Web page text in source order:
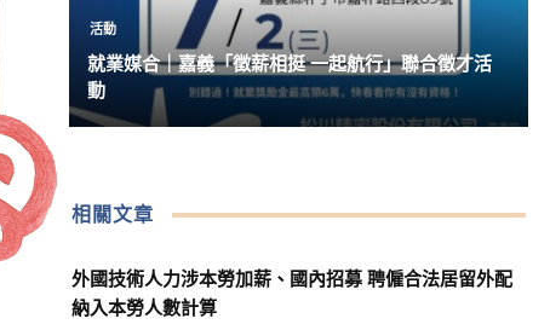
活動
就業媒合｜嘉義「徵薪相挺 一起航行」聯合徵才活
動
相關文章
外國技術人力涉本勞加薪、國內招募 聘僱合法居留外配
納入本勞人數計算